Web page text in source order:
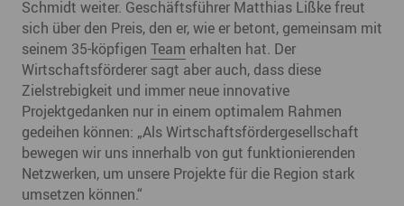
Schmidt weiter. Geschäftsführer Matthias Lißke freut
sich über den Preis, den er, wie er betont, gemeinsam mit
seinem 35-köpfigen Team erhalten hat. Der
Wirtschaftsförderer sagt aber auch, dass diese
Zielstrebigkeit und immer neue innovative
Projektgedanken nur in einem optimalem Rahmen
gedeihen können: „Als Wirtschaftsfördergesellschaft
bewegen wir uns innerhalb von gut funktionierenden
Netzwerken, um unsere Projekte für die Region stark
umsetzen können.“